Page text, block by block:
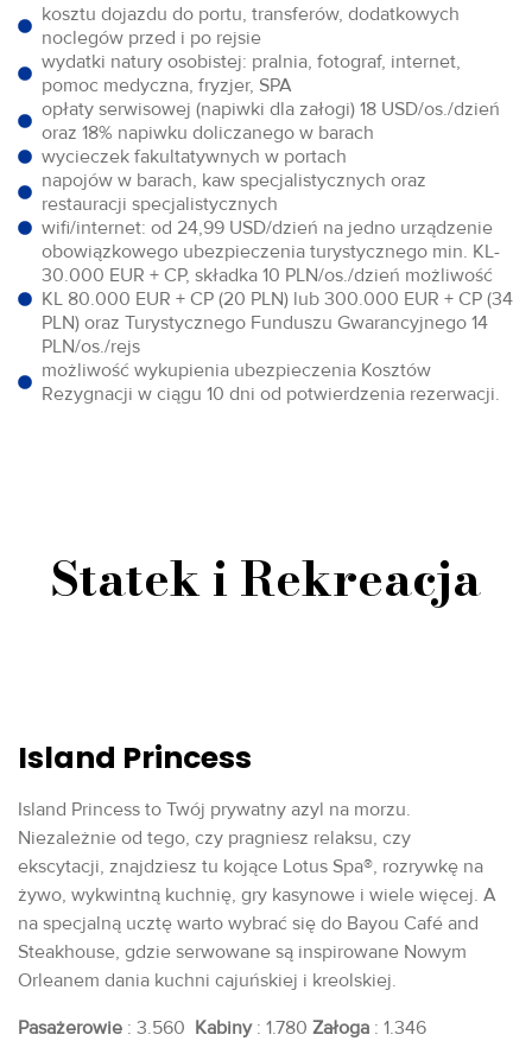
kosztu dojazdu do portu, transferów, dodatkowych
noclegów przed i po rejsie
wydatki natury osobistej: pralnia, fotograf, internet,
pomoc medyczna, fryzjer, SPA
opłaty serwisowej (napiwki dla załogi) 18 USD/os./dzień
oraz 18% napiwku doliczanego w barach
wycieczek fakultatywnych w portach
napojów w barach, kaw specjalistycznych oraz
restauracji specjalistycznych
wifi/internet: od 24,99 USD/dzień na jedno urządzenie
obowiązkowego ubezpieczenia turystycznego min. KL-
30.000 EUR + CP, składka 10 PLN/os./dzień możliwość
KL 80.000 EUR + CP (20 PLN) lub 300.000 EUR + CP (34
PLN) oraz Turystycznego Funduszu Gwarancyjnego 14
PLN/os./rejs
możliwość wykupienia ubezpieczenia Kosztów
Rezygnacji w ciągu 10 dni od potwierdzenia rezerwacji.
Statek i Rekreacja
Island Princess
Island Princess to Twój prywatny azyl na morzu.
Niezależnie od tego, czy pragniesz relaksu, czy
ekscytacji, znajdziesz tu kojące Lotus Spa®, rozrywkę na
żywo, wykwintną kuchnię, gry kasynowe i wiele więcej. A
na specjalną ucztę warto wybrać się do Bayou Café and
Steakhouse, gdzie serwowane są inspirowane Nowym
Orleanem dania kuchni cajuńskiej i kreolskiej.
Pasażerowie : 3.560 Kabiny: 1.780 Załoga : 1.346